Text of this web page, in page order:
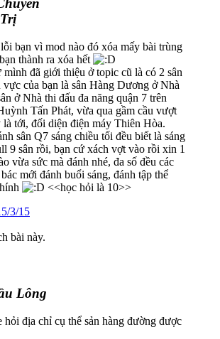
bạn vì mod nào đó xóa mấy bài trùng
thành ra xóa hết
mình đã giới thiệu ở topic cũ là có 2 sân
vực của bạn là sân Hàng Dương ở Nhà
ở Nhà thi đấu đa năng quận 7 trên
Tấn Phát, vừa qua gầm cầu vượt
tới, đối diện điện máy Thiên Hòa.
sân Q7 sáng chiều tối đều biết là sáng
9 sân rồi, bạn cứ xách vợt vào rồi xin 1
vừa sức mà đánh nhé, đa số đều các
mới đánh buổi sáng, đánh tập thể
<<học hỏi là 10>>
3/15
bài này.
Lông
hỏi địa chỉ cụ thể sản hàng đường được